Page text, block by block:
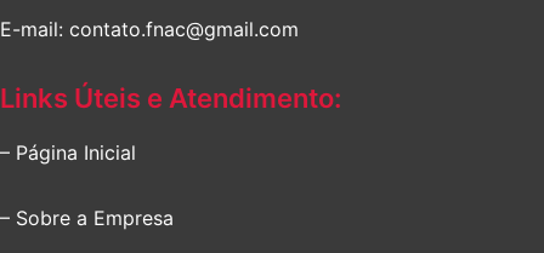
E-mail: contato.fnac@gmail.com
Links Úteis e Atendimento:
– Página Inicial
– Sobre a Empresa